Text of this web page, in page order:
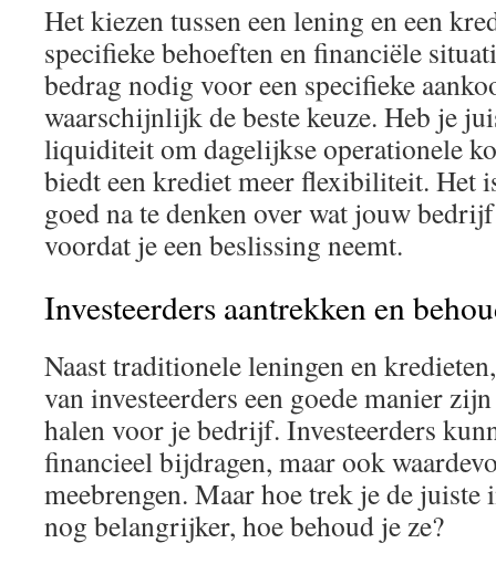
Het kiezen tussen een lening en een
specifieke behoeften en financiële
bedrag nodig voor een specifieke
waarschijnlijk de beste keuze. Heb je
liquiditeit om dagelijkse operationele
biedt een krediet meer flexibiliteit. Het
goed na te denken over wat jouw
voordat je een beslissing neemt.
Investeerders aantrekken en
Naast traditionele leningen en
van investeerders een goede manier
halen voor je bedrijf. Investeerders
financieel bijdragen, maar ook
meebrengen. Maar hoe trek je de juiste
nog belangrijker, hoe behoud je ze?